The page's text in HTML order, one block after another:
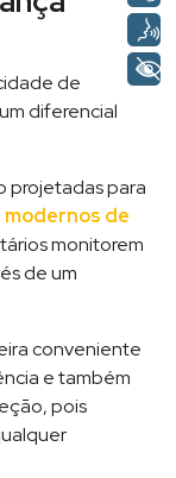
de
diferencial
projetadas para
de
monitorem
de um
conveniente
e também
pois